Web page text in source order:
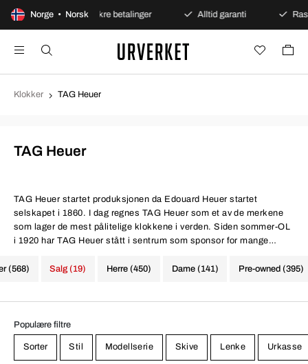
Norge • NorskSikre betalinger Alltid garanti Rask og
Klokker TAG Heuer
TAG Heuer
TAG Heuer startet produksjonen da Edouard Heuer startet
selskapet i 1860. I dag regnes TAG Heuer som et av de merkene
som lager de mest pålitelige klokkene i verden. Siden sommer-OL
i 1920 har TAG Heuer stått i sentrum som sponsor for mange
(568)
Herre (450) Dame (141) Pre-owned (395)
Salg (19)
Populære filtre
Sorter Stil Modellserie Skive Lenke Urkasse